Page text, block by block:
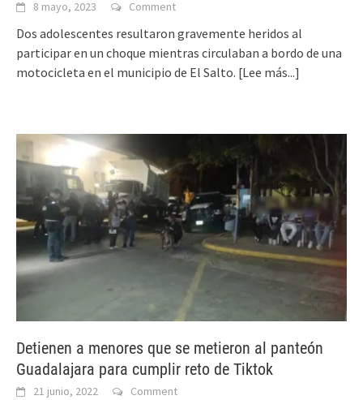
8 mayo, 2023 Comment
Dos adolescentes resultaron gravemente heridos al
participar en un choque mientras circulaban a bordo de una
motocicleta en el municipio de El Salto. [Lee más...]
Detienen a menores que se metieron al panteón
Guadalajara para cumplir reto de Tiktok
21 junio, 2022 Comment